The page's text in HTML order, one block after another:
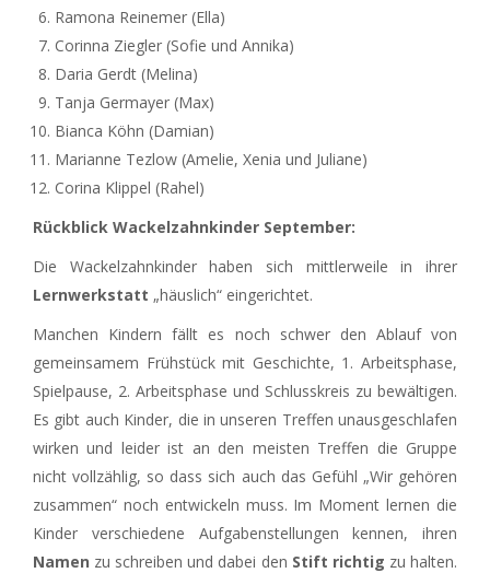
Ramona Reinemer (Ella)
Corinna Ziegler (Sofie und Annika)
Daria Gerdt (Melina)
Tanja Germayer (Max)
Bianca Köhn (Damian)
Marianne Tezlow (Amelie, Xenia und Juliane)
Corina Klippel (Rahel)
Rückblick Wackelzahnkinder September:
Die Wackelzahnkinder haben sich mittlerweile in ihrer
Lernwerkstatt „häuslich“ eingerichtet.
Manchen Kindern fällt es noch schwer den Ablauf von
gemeinsamem Frühstück mit Geschichte, 1. Arbeitsphase,
Spielpause, 2. Arbeitsphase und Schlusskreis zu bewältigen.
Es gibt auch Kinder, die in unseren Treffen unausgeschlafen
wirken und leider ist an den meisten Treffen die Gruppe
nicht vollzählig, so dass sich auch das Gefühl „Wir gehören
zusammen“ noch entwickeln muss. Im Moment lernen die
Kinder verschiedene Aufgabenstellungen kennen, ihren
Namen zu schreiben und dabei den Stift richtig zu halten.